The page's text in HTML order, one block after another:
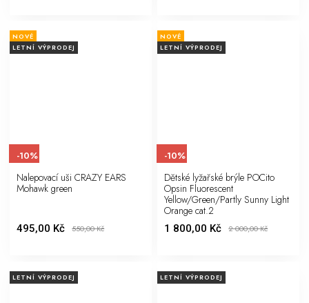
NOVÉ
LETNÍ VÝPRODEJ
Nalepovací uši CRAZY EARS
Mohawk green
495,00 Kč 550,00Kč
-10%
NOVÉ
LETNÍ VÝPRODEJ
Dětské lyžařské brýle POCito
Opsin Fluorescent
Yellow/Green/Partly Sunny Light
Orange cat.2
1 800,00 Kč 2 000,00Kč
-10%
LETNÍ VÝPRODEJ LETNÍ VÝPRODEJ